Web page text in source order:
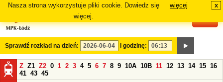
Nasza strona wykorzystuje pliki cookie. Dowiedz się
więcej.
więcej x
Sprawdź rozkład na dzień: i godzinę:
Z Z1 Z2 0 1 2 3 4 5 6 7 8 9 10A 10B 11 12 13 14 15 16
41 43 45